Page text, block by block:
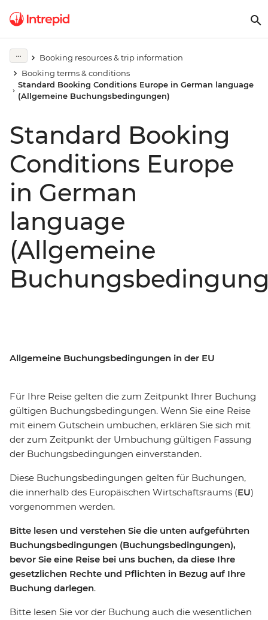
Booking resources & trip information
Booking terms & conditions
Standard Booking Conditions Europe in German language
(Allgemeine Buchungsbedingungen)
Standard Booking
Conditions Europe
in German
language
(Allgemeine
Allgemeine Buchungsbedingungen in der EU
Für Ihre Reise gelten die zum Zeitpunkt Ihrer Buchung
gültigen Buchungsbedingungen. Wenn Sie eine Reise
mit einem Gutschein umbuchen, erklären Sie sich mit
der zum Zeitpunkt der Umbuchung gültigen Fassung
der Buchungsbedingungen einverstanden.
Diese Buchungsbedingungen gelten für Buchungen,
die innerhalb des Europäischen Wirtschaftsraums (EU)
vorgenommen werden.
Bitte lesen und verstehen Sie die unten aufgeführten
Buchungsbedingungen (Buchungsbedingungen),
bevor Sie eine Reise bei uns buchen, da diese Ihre
gesetzlichen Rechte und Pflichten in Bezug auf Ihre
Buchung darlegen.
Bitte lesen Sie vor der Buchung auch die wesentlichen